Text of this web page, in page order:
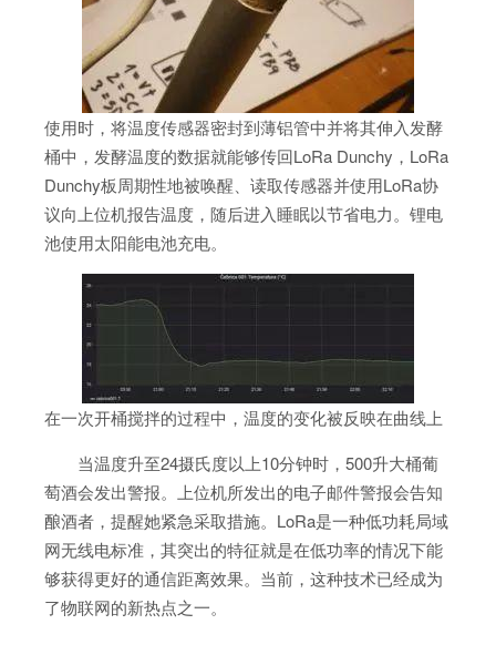
使用时，将温度传感器密封到薄铝管中并将其伸入发酵
桶中，发酵温度的数据就能够传回LoRa Dunchy，LoRa
Dunchy板周期性地被唤醒、读取传感器并使用LoRa协
议向上位机报告温度，随后进入睡眠以节省电力。锂电
池使用太阳能电池充电。
在一次开桶搅拌的过程中，温度的变化被反映在曲线上
当温度升至24摄氏度以上10分钟时，500升大桶葡
萄酒会发出警报。上位机所发出的电子邮件警报会告知
酿酒者，提醒她紧急采取措施。LoRa是一种低功耗局域
网无线电标准，其突出的特征就是在低功率的情况下能
够获得更好的通信距离效果。当前，这种技术已经成为
了物联网的新热点之一。